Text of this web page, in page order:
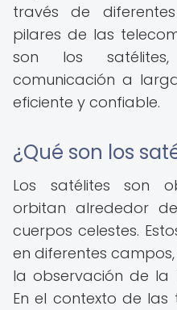
través de
pilares de las
son los
comunicación a
eficiente y confiable.
¿Qué son los
Los satélites son
orbitan alrededor
cuerpos celestes.
en diferentes
la observación de la
En el contexto de las